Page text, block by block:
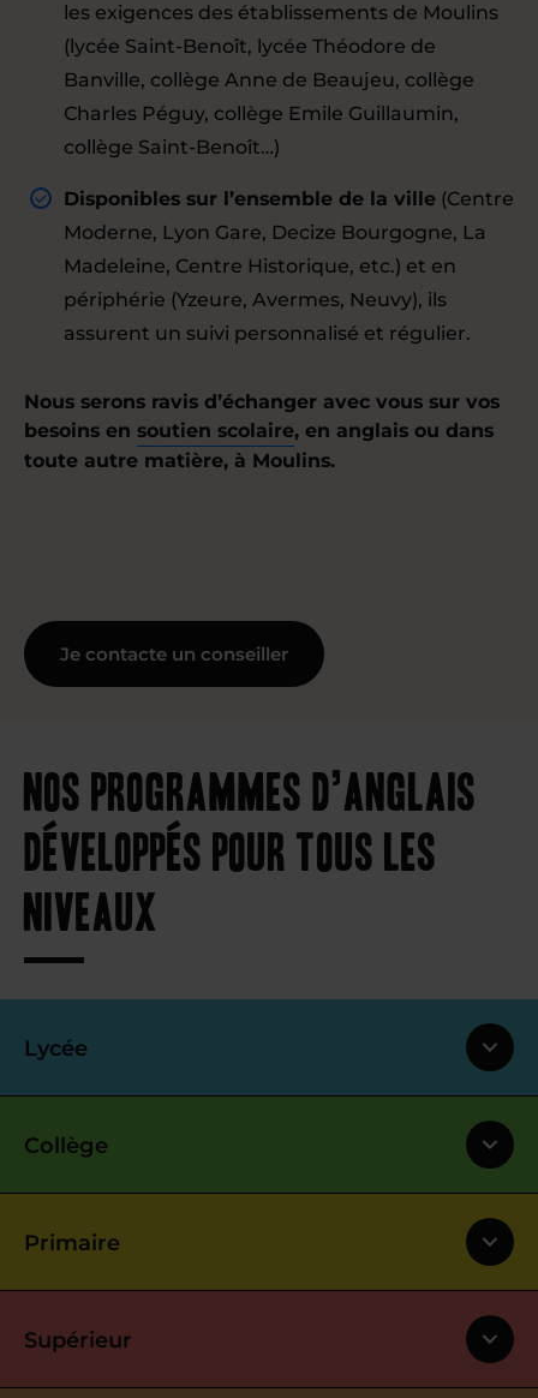
les exigences des établissements de Moulins
(lycée Saint-Benoît, lycée Théodore de
Banville, collège Anne de Beaujeu, collège
Charles Péguy, collège Emile Guillaumin,
collège Saint-Benoît…)
Disponibles sur l’ensemble de la ville (Centre
Moderne, Lyon Gare, Decize Bourgogne, La
Madeleine, Centre Historique, etc.) et en
périphérie (Yzeure, Avermes, Neuvy), ils
assurent un suivi personnalisé et régulier.
Nous serons ravis d’échanger avec vous sur vos
besoins en soutien scolaire, en anglais ou dans
toute autre matière, à Moulins.
Je contacte un conseiller
Nos programmes d’anglais
développés pour tous les
niveaux
Lycée
Collège
Primaire
Supérieur